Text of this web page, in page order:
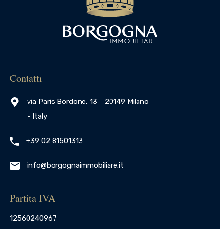
Contatti
via Paris Bordone, 13 - 20149 Milano
- Italy
+39 02 81501313
info@borgognaimmobiliare.it
Partita IVA
12560240967